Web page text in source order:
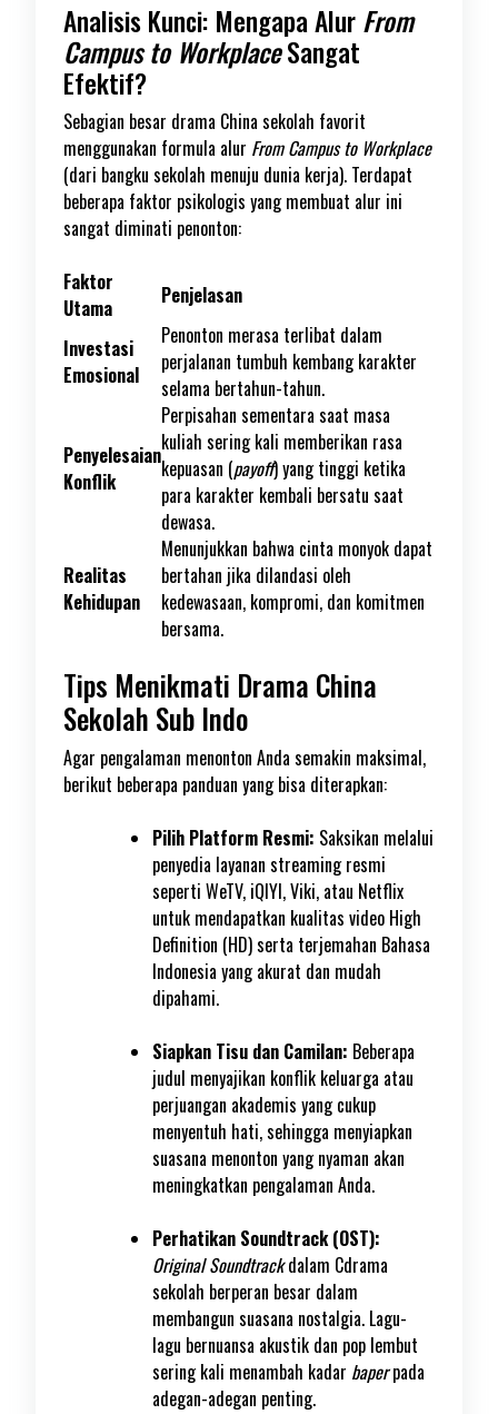
Analisis Kunci: Mengapa Alur From
Campus to WorkplaceSangat
Efektif?
Sebagian besar drama China sekolah favorit
menggunakan formula alur From Campus to Workplace
(dari bangku sekolah menuju dunia kerja). Terdapat
beberapa faktor psikologis yang membuat alur ini
sangat diminati penonton:
Faktor
Utama
Penjelasan
Investasi
Emosional
Penonton merasa terlibat dalam
perjalanan tumbuh kembang karakter
selama bertahun-tahun.
Penyelesaian
Konflik
Perpisahan sementara saat masa
kuliah sering kali memberikan rasa
kepuasan (payoff) yang tinggi ketika
para karakter kembali bersatu saat
dewasa.
Realitas
Kehidupan
Menunjukkan bahwa cinta monyok dapat
bertahan jika dilandasi oleh
kedewasaan, kompromi, dan komitmen
bersama.
Tips Menikmati Drama China
Sekolah Sub Indo
Agar pengalaman menonton Anda semakin maksimal,
berikut beberapa panduan yang bisa diterapkan:
Pilih Platform Resmi: Saksikan melalui
penyedia layanan streaming resmi
seperti WeTV, iQIYI, Viki, atau Netflix
untuk mendapatkan kualitas video High
Definition (HD) serta terjemahan Bahasa
Indonesia yang akurat dan mudah
dipahami.
Siapkan Tisu dan Camilan: Beberapa
judul menyajikan konflik keluarga atau
perjuangan akademis yang cukup
menyentuh hati, sehingga menyiapkan
suasana menonton yang nyaman akan
meningkatkan pengalaman Anda.
Perhatikan Soundtrack (OST):
Original Soundtrackdalam Cdrama
sekolah berperan besar dalam
membangun suasana nostalgia. Lagu-
lagu bernuansa akustik dan pop lembut
sering kali menambah kadar baperpada
adegan-adegan penting.